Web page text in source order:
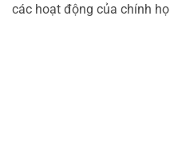
các hoạt động của chính